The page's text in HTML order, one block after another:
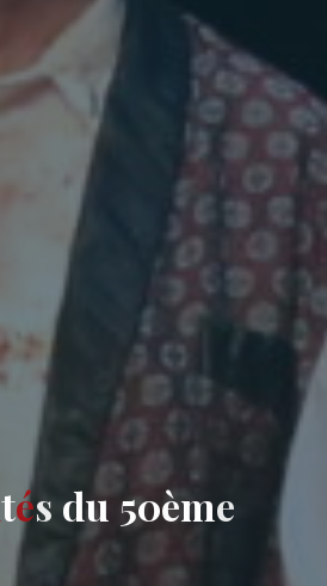
tés du 50ème